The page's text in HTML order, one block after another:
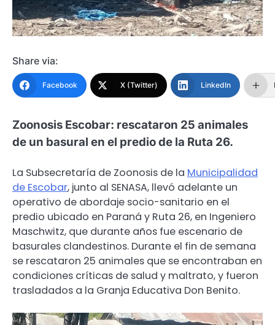
Share via:
Facebook X (Twitter) LinkedIn
Zoonosis Escobar: rescataron 25 animales
de un basural en el predio de la Ruta 26.
La Subsecretaría de Zoonosis de la Municipalidad
de Escobar, junto al SENASA, llevó adelante un
operativo de abordaje socio-sanitario en el
predio ubicado en Paraná y Ruta 26, en Ingeniero
Maschwitz, que durante años fue escenario de
basurales clandestinos. Durante el fin de semana
se rescataron 25 animales que se encontraban en
condiciones críticas de salud y maltrato, y fueron
trasladados a la Granja Educativa Don Benito.